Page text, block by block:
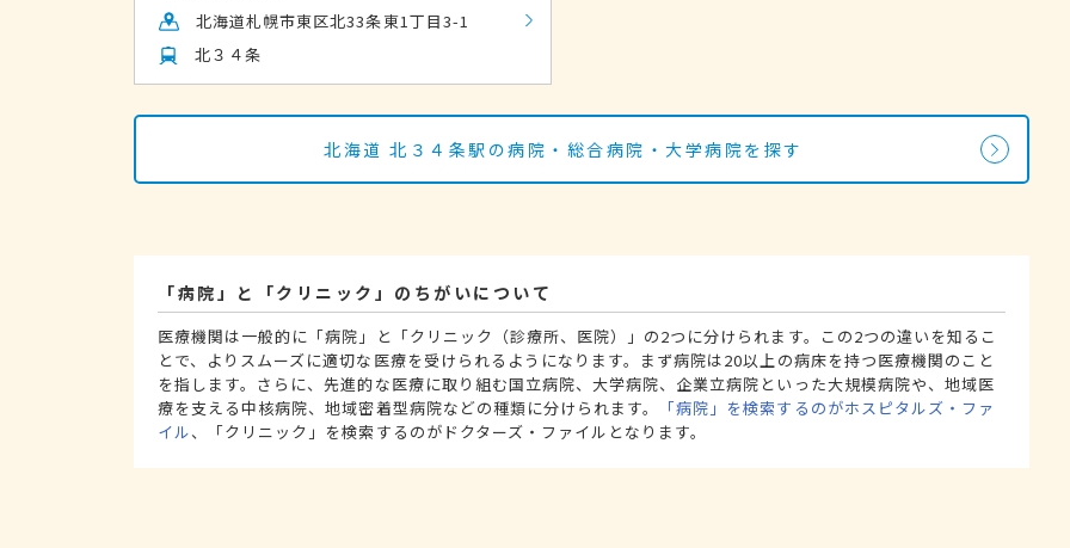
北海道札幌市東区北33条東1丁目3-1
北３４条
北海道 北３４条駅の病院・総合病院・大学病院を探す
「病院」と「クリニック」のちがいについて
医療機関は一般的に「病院」と「クリニック（診療所、医院）」の2つに分けられます。この2つの違いを知るこ
とで、よりスムーズに適切な医療を受けられるようになります。まず病院は20以上の病床を持つ医療機関のこと
を指します。さらに、先進的な医療に取り組む国立病院、大学病院、企業立病院といった大規模病院や、地域医
療を支える中核病院、地域密着型病院などの種類に分けられます。
「病院」を検索するのがホスピタルズ・ファ
イル、「クリニック」を検索するのがドクターズ・ファイルとなります。